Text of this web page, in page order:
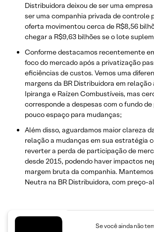
Distribuidora deixou de ser uma
ser uma companhia privada de controle
oferta movimentou cerca de R$8,56
chegar a R$9,63 bilhões se o lote
Conforme destacamos recentemente
foco do mercado após a privatização
eficiências de custos. Vemos uma
margens da BR Distribuidora em relação
Ipiranga e Raízen Combustíveis, mas
corresponde a despesas com o fundo de
pouco espaço para mudanças;
Além disso, aguardamos maior clareza
relação a mudanças em sua estratégia
reverter a perda de participação de
desde 2015, podendo haver impactos
margem bruta da companhia.
Neutra na BR Distribuidora, com preço-
Se você ainda não